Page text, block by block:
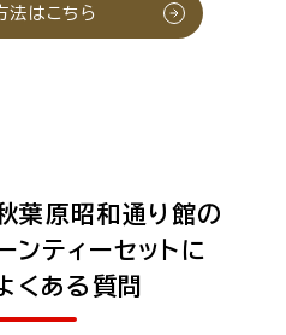
法はこちら
葉原昭和通り館の
ンティーセットに
くある質問